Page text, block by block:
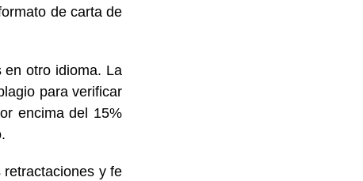
de carta de
en otro idioma. La
para verificar
encima del 15%
y fe